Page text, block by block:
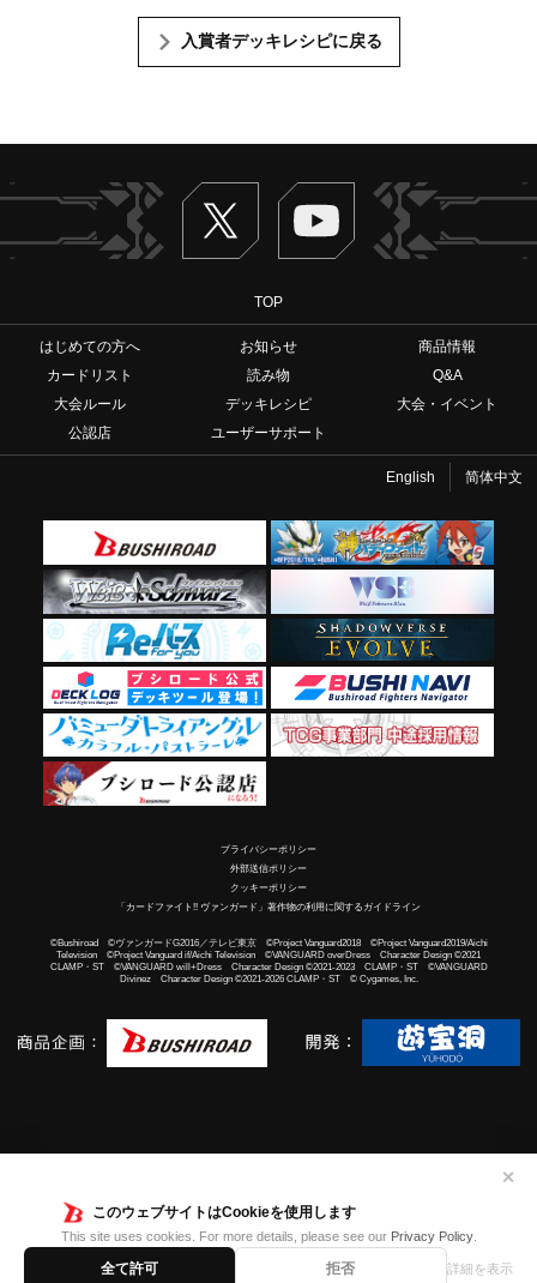
このウェブサイトはCookieを使用します
This site uses cookies. For more details, please see our Privacy Policy.
全て許可 拒否 詳細を表示
✕
入賞者デッキレシピに戻る
Twitter ヴァンガードch
TOP
はじめての方へ お知らせ
商品情報
カードリスト
読み物
Q&A
大会ルール
デッキレシピ
大会・イベント
公認店
ユーザーサポート
English 简体中文
プライバシーポリシー
外部送信ポリシー
クッキーポリシー
「カードファイト!! ヴァンガード」著作物の利用に関するガイドライン
©Bushiroad ©ヴァンガードG2016／テレビ東京 ©Project Vanguard2018 ©Project Vanguard2019/Aichi
Television ©Project Vanguard if/Aichi Television ©VANGUARD overDress Character Design ©2021
CLAMP・ST ©VANGUARD will+Dress Character Design ©2021-2023 CLAMP・ST ©VANGUARD
Divinez Character Design ©2021-2026 CLAMP・ST © Cygames, Inc.